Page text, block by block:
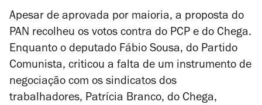
Apesar de aprovada por maioria, a proposta do
PAN recolheu os votos contra do PCP e do Chega.
Enquanto o deputado Fábio Sousa, do Partido
Comunista, criticou a falta de um instrumento de
negociação com os sindicatos dos
trabalhadores, Patrícia Branco, do Chega,